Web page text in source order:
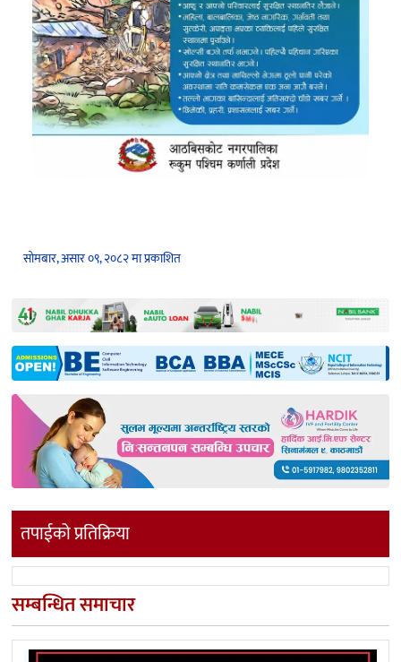
सोमबार, असार ०९, २०८२ मा प्रकाशित
तपाईको प्रतिक्रिया
सम्बन्धित समाचार